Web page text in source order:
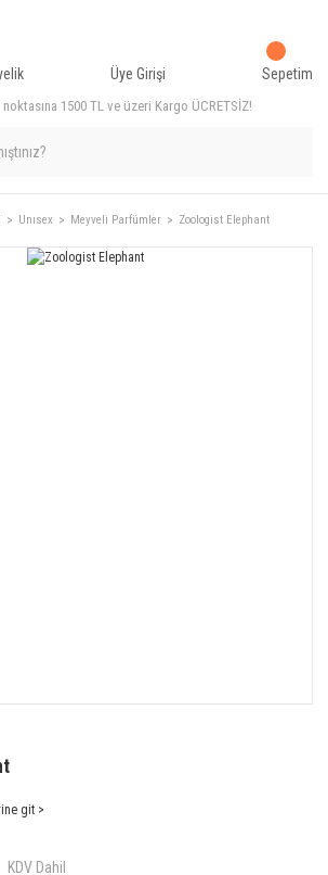
1500 TL ve üzeri Kargo ÜCRETSİZ!
Üye Girişi Sepetim
Unısex Meyveli Parfümler Zoologist Elephant
git >
KDV Dahil